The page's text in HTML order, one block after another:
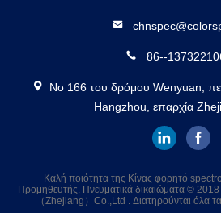
86--
Νο 166 του δρόμου Wenyuan,
Hangzhou, επαρχία
Καλή ποιότητα της Κίνας φορητό
Προμηθευτής. Πνευματικά δικαιώματα ©
（Zhejiang）Co.,Ltd . Διατηρούνται όλα